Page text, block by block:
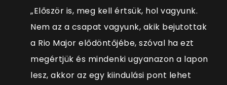
„Először is, meg kell értsük, hol vagyunk.
Nem az a csapat vagyunk, akik bejutottak
a Rio Major elődöntőjébe, szóval ha ezt
megértjük és mindenki ugyanazon a lapon
lesz, akkor az egy kiindulási pont lehet